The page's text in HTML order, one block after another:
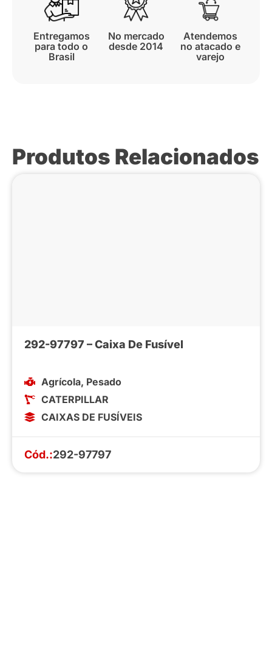
Entregamos
para todo o
Brasil
No mercado
desde 2014
Atendemos
no atacado e
varejo
Produtos Relacionados
292-97797 – Caixa De Fusível
Agrícola, Pesado
CATERPILLAR
CAIXAS DE FUSÍVEIS
Cód.:292-97797